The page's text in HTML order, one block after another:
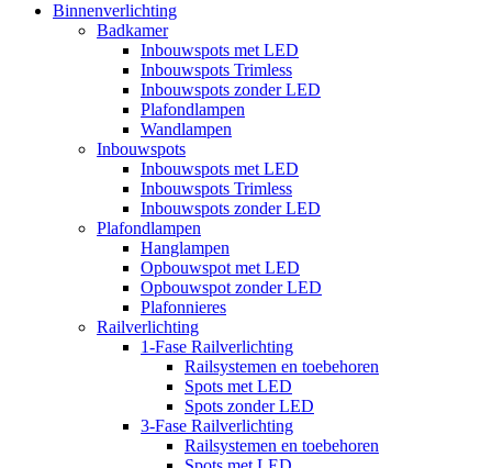
Binnenverlichting
Badkamer
Inbouwspots met LED
Inbouwspots Trimless
Inbouwspots zonder LED
Plafondlampen
Wandlampen
Inbouwspots
Inbouwspots met LED
Inbouwspots Trimless
Inbouwspots zonder LED
Plafondlampen
Hanglampen
Opbouwspot met LED
Opbouwspot zonder LED
Plafonnieres
Railverlichting
1-Fase Railverlichting
Railsystemen en toebehoren
Spots met LED
Spots zonder LED
3-Fase Railverlichting
Railsystemen en toebehoren